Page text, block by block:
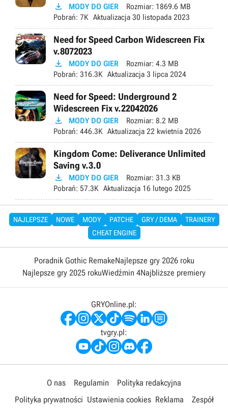
 MODY DO GIER Rozmiar: 1869.6 MB
Pobrań: 7K Aktualizacja 30 listopada 2023
Need for Speed Carbon Widescreen Fix
v.8072023
 MODY DO GIER Rozmiar: 4.3 MB
Pobrań: 316.3K Aktualizacja 3 lipca 2024
Need for Speed: Underground 2
Widescreen Fix v.22042026
 MODY DO GIER Rozmiar: 8.2 MB
Pobrań: 446.3K Aktualizacja 22 kwietnia 2026
Kingdom Come: Deliverance Unlimited
Saving v.3.0
 MODY DO GIER Rozmiar: 31.3 KB
Pobrań: 57.3K Aktualizacja 16 lutego 2025
NAJLEPSZE NOWE MODY PATCHE GRY / DEMA
TRAINERY
CHEAT ENGINE
Poradnik Gothic RemakeNajlepsze gry 2026 roku
Najlepsze gry 2025 rokuWiedźmin 4Najbliższe premiery
GRYOnline.pl:
tvgry.pl:
O nas Regulamin
Polityka redakcyjna
Polityka prywatności Ustawienia cookies Reklama Zespół